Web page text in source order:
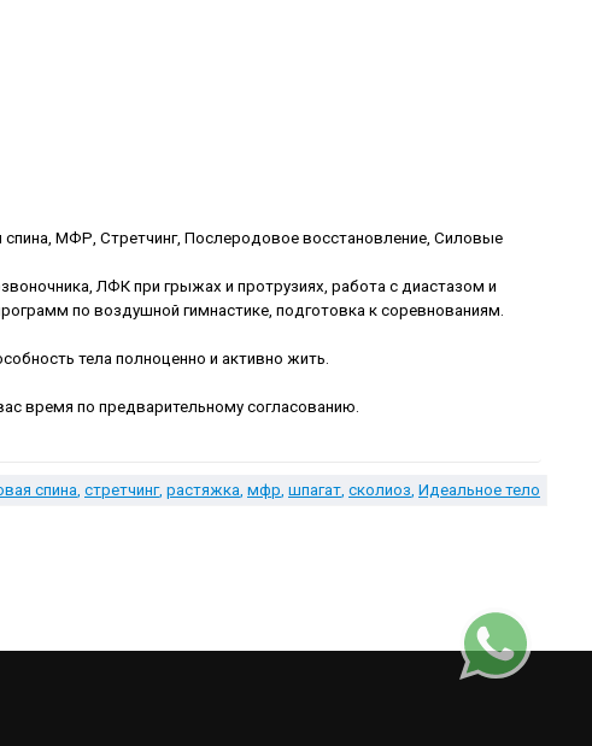
МФР, Стретчинг, Послеродовое восстановление, Силовые
ЛФК при грыжах и протрузиях, работа с диастазом и
по воздушной гимнастике, подготовка к соревнованиям.
тела полноценно и активно жить.
время по предварительному согласованию.
спина стретчинг растяжка мфр шпагат сколиоз Идеальное тело